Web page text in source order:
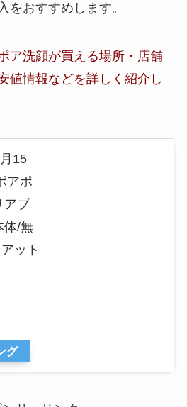
をおすすめします。
ア洗顔が買える場所・店舗
値情報などを詳しく紹介し
15
アポ
アブ
体/無
ット
グ